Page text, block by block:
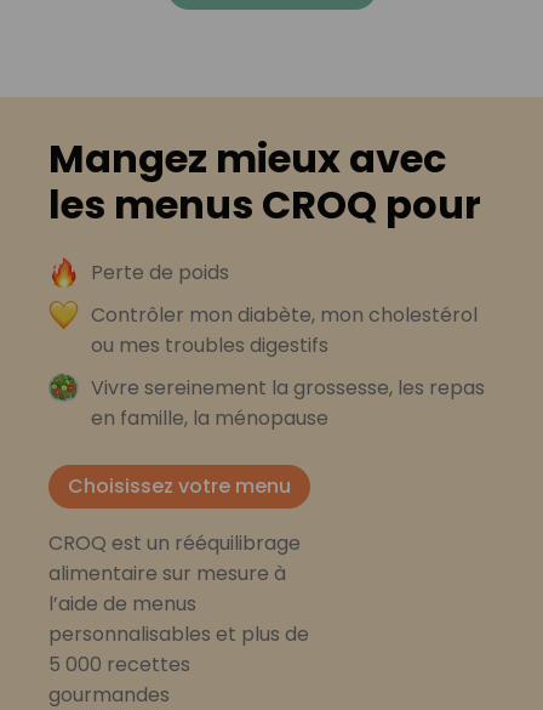
Mangez mieux avec
les menus CROQ pour
Perte de poids
Contrôler mon diabète, mon cholestérol
ou mes troubles digestifs
Vivre sereinement la grossesse, les repas
en famille, la ménopause
Choisissez votre menu
CROQ est un rééquilibrage
alimentaire sur mesure à
l’aide de menus
personnalisables et plus de
5 000 recettes
gourmandes